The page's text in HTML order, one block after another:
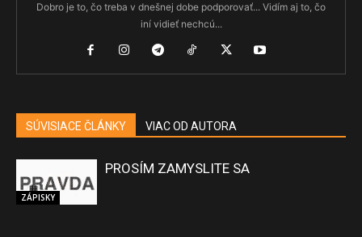
Dobro je to, čo treba v dnešnej dobe podporovať... Vidím aj to, čo
iní vidieť nechcú...
SÚVISIACE ČLÁNKY VIAC OD AUTORA
ZÁPISKY
PROSÍM ZAMYSLITE SA